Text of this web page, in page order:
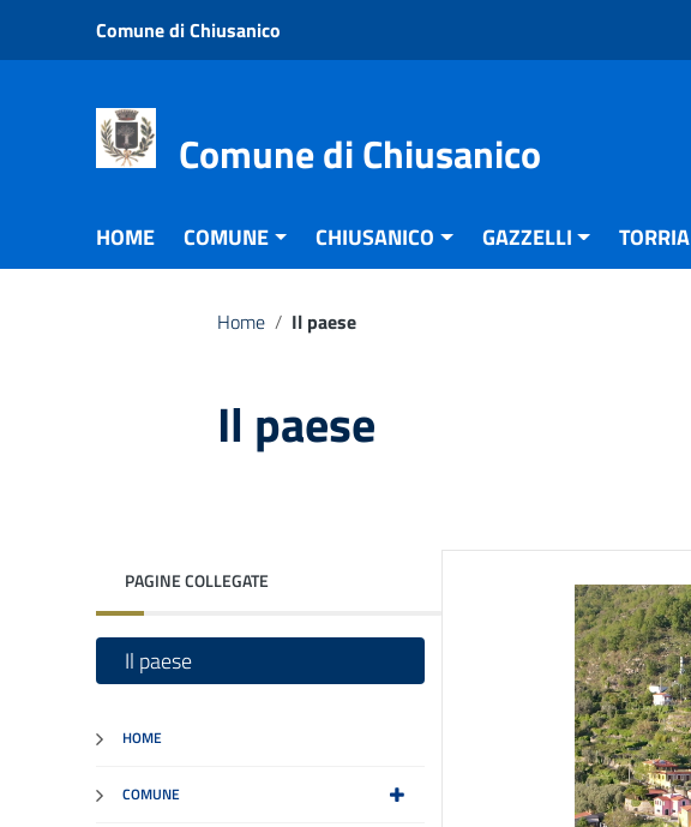
Vai ai contenuti
Vai al menu di navigazione
Comune di Chiusanico
Comune di Chiusanico
HOME COMUNE CHIUSANICO GAZZELLI TORRIA
Home / Il paese
Il paese
PAGINE COLLEGATE
Il paese
HOME
COMUNE